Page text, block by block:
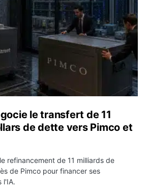
le transfert de 11
de dette vers Pimco et
refinancement de 11 milliards de
de Pimco pour financer ses
l'IA.